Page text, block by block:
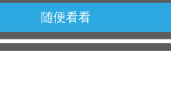
随便看看